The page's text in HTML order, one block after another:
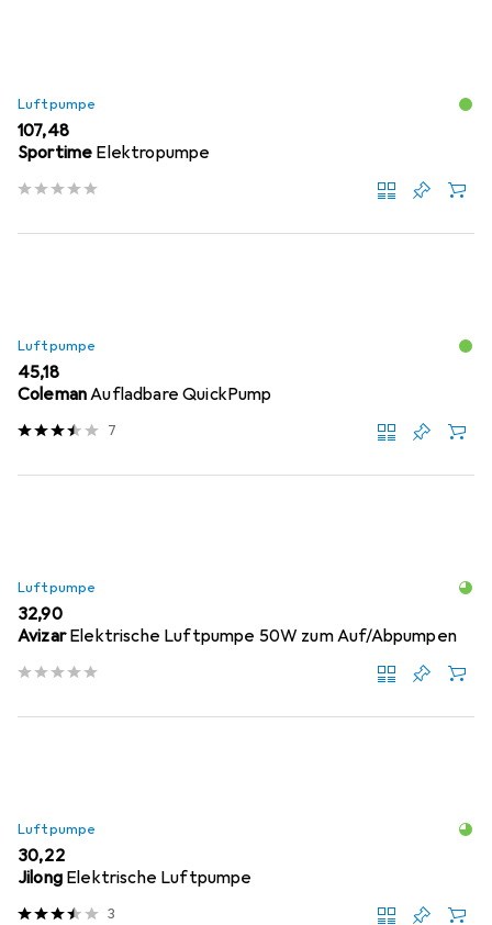
Luftpumpe
EUR
107,48
Sportime Elektropumpe
Luftpumpe
EUR
45,18
ColemanAufladbare QuickPump
7
Luftpumpe
EUR
32,90
Avizar Elektrische Luftpumpe 50W zum Auf/Abpumpen
Luftpumpe
EUR
30,22
Jilong Elektrische Luftpumpe
3